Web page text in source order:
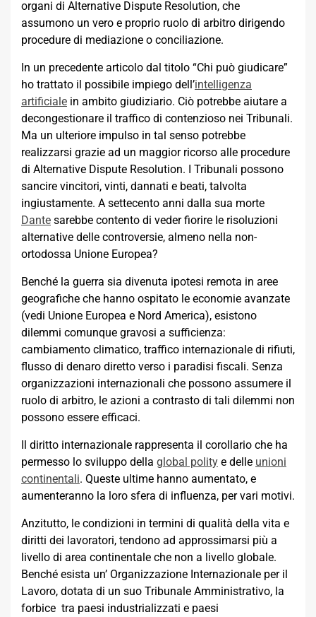
organi di Alternative Dispute Resolution, che
assumono un vero e proprio ruolo di arbitro dirigendo
procedure di mediazione o conciliazione.
In un precedente articolo dal titolo “Chi può giudicare”
ho trattato il possibile impiego dell’intelligenza
artificiale in ambito giudiziario. Ciò potrebbe aiutare a
decongestionare il traffico di contenzioso nei Tribunali.
Ma un ulteriore impulso in tal senso potrebbe
realizzarsi grazie ad un maggior ricorso alle procedure
di Alternative Dispute Resolution. I Tribunali possono
sancire vincitori, vinti, dannati e beati, talvolta
ingiustamente. A settecento anni dalla sua morte
Dante sarebbe contento di veder fiorire le risoluzioni
alternative delle controversie, almeno nella non-
ortodossa Unione Europea?
Benché la guerra sia divenuta ipotesi remota in aree
geografiche che hanno ospitato le economie avanzate
(vedi Unione Europea e Nord America), esistono
dilemmi comunque gravosi a sufficienza:
cambiamento climatico, traffico internazionale di rifiuti,
flusso di denaro diretto verso i paradisi fiscali. Senza
organizzazioni internazionali che possono assumere il
ruolo di arbitro, le azioni a contrasto di tali dilemmi non
possono essere efficaci.
Il diritto internazionale rappresenta il corollario che ha
permesso lo sviluppo della global polity e delle unioni
continentali. Queste ultime hanno aumentato, e
aumenteranno la loro sfera di influenza, per vari motivi.
Anzitutto, le condizioni in termini di qualità della vita e
diritti dei lavoratori, tendono ad approssimarsi più a
livello di area continentale che non a livello globale.
Benché esista un’ Organizzazione Internazionale per il
Lavoro, dotata di un suo Tribunale Amministrativo, la
forbice tra paesi industrializzati e paesi